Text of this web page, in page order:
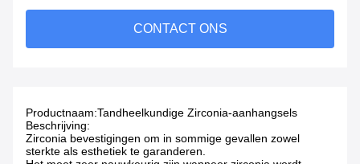
CONTACT ONS
Productnaam:Tandheelkundige Zirconia-aanhangsels
Beschrijving:
Zirconia bevestigingen om in sommige gevallen zowel
sterkte als esthetiek te garanderen.